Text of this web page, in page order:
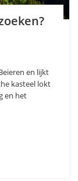
en lijkt
kasteel lokt
en het